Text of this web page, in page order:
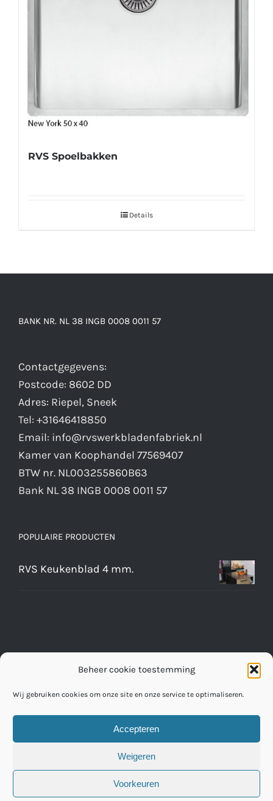
Beheer cookie toestemming
Wij gebruiken cookies om onze site en onze service te optimaliseren.
Accepteren
Weigeren
Voorkeuren
RVS Spoelbakken
Details
BANK NR. NL 38 INGB 0008 0011 57
Contactgegevens:
Postcode: 8602 DD
Adres: Riepel, Sneek
Tel: +31646418850
Email: info@rvswerkbladenfabriek.nl
Kamer van Koophandel 77569407
BTW nr. NL003255860B63
Bank NL 38 INGB 0008 0011 57
POPULAIRE PRODUCTEN
RVS Keukenblad 4 mm.